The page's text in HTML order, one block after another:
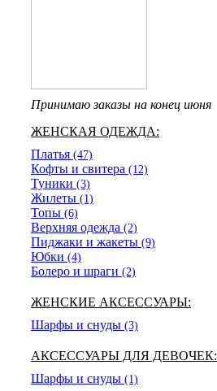
Принимаю заказы на конец июня
ЖЕНСКАЯ ОДЕЖДА:
Платья (47)
Кофты и свитера (12)
Туники (3)
Жилеты (1)
Топы (6)
Верхняя одежда (2)
Пиджаки и жакеты (9)
Юбки (4)
Болеро и шраги (2)
ЖЕНСКИЕ АКСЕССУАРЫ:
Шарфы и снуды (3)
АКСЕССУАРЫ ДЛЯ ДЕВОЧЕК:
Шарфы и снуды (1)